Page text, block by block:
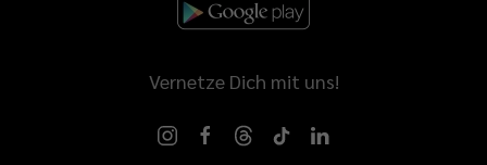
Vernetze Dich mit uns!